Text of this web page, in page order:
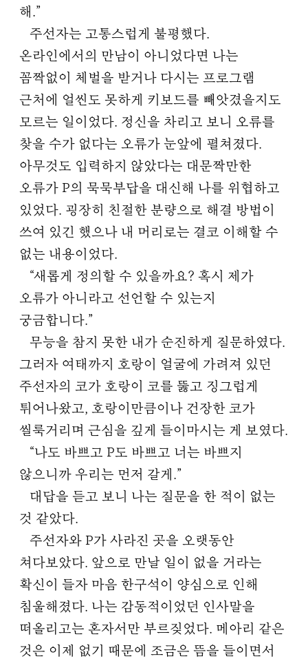
해.”
주선자는 고통스럽게 불평했다.
온라인에서의 만남이 아니었다면 나는
꼼짝없이 체벌을 받거나 다시는 프로그램
근처에 얼씬도 못하게 키보드를 빼앗겼을지도
모르는 일이었다. 정신을 차리고 보니 오류를
찾을 수가 없다는 오류가 눈앞에 펼쳐졌다.
아무것도 입력하지 않았다는 대문짝만한
오류가 P의 묵묵부답을 대신해 나를 위협하고
있었다. 굉장히 친절한 분량으로 해결 방법이
쓰여 있긴 했으나 내 머리로는 결코 이해할 수
없는 내용이었다.
“새롭게 정의할 수 있을까요? 혹시 제가
오류가 아니라고 선언할 수 있는지
궁금합니다.”
무능을 참지 못한 내가 순진하게 질문하였다.
그러자 여태까지 호랑이 얼굴에 가려져 있던
주선자의 코가 호랑이 코를 뚫고 징그럽게
튀어나왔고, 호랑이만큼이나 건장한 코가
씰룩거리며 근심을 깊게 들이마시는 게 보였다.
“나도 바쁘고 P도 바쁘고 너는 바쁘지
않으니까 우리는 먼저 갈게.”
대답을 듣고 보니 나는 질문을 한 적이 없는
것 같았다.
주선자와 P가 사라진 곳을 오랫동안
쳐다보았다. 앞으로 만날 일이 없을 거라는
확신이 들자 마음 한구석이 양심으로 인해
침울해졌다. 나는 감동적이었던 인사말을
떠올리고는 혼자서만 부르짖었다. 메아리 같은
것은 이제 없기 때문에 조금은 뜸을 들이면서